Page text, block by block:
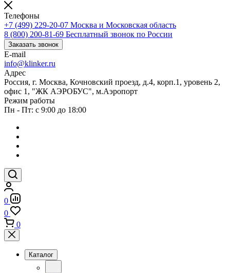
Телефоны
+7 (499) 229-20-07 Москва и Московская область
8 (800) 200-81-69 Бесплатный звонок по России
Заказать звонок
E-mail
info@klinker.ru
Адрес
Россия, г. Москва, Кочновский проезд, д.4, корп.1, уровень 2,
офис 1, "ЖК АЭРОБУС", м.Аэропорт
Режим работы
Пн - Пт: с 9:00 до 18:00
0
0
0
Каталог